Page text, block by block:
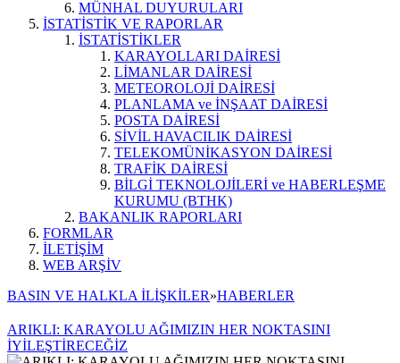
MÜNHAL DUYURULARI
İSTATİSTİK VE RAPORLAR
İSTATİSTİKLER
KARAYOLLARI DAİRESİ
LİMANLAR DAİRESİ
METEOROLOJİ DAİRESİ
PLANLAMA ve İNŞAAT DAİRESİ
POSTA DAİRESİ
SİVİL HAVACILIK DAİRESİ
TELEKOMÜNİKASYON DAİRESİ
TRAFİK DAİRESİ
BİLGİ TEKNOLOJİLERİ ve HABERLEŞME
KURUMU (BTHK)
BAKANLIK RAPORLARI
FORMLAR
İLETİŞİM
WEB ARŞİV
BASIN VE HALKLA İLİŞKİLER»HABERLER
ARIKLI: KARAYOLU AĞIMIZIN HER NOKTASINI
İYİLEŞTİRECEĞİZ